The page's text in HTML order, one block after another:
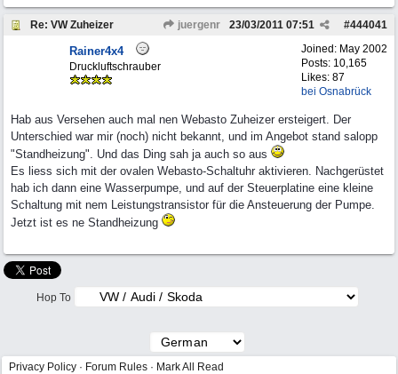
Re: VW Zuheizer juergenr #444041
23/03/2011 07:51
Joined: May 2002
Posts: 10,165
Likes: 87
bei Osnabrück
Rainer4x4
Druckluftschrauber
Hab aus Versehen auch mal nen Webasto Zuheizer ersteigert. Der
Unterschied war mir (noch) nicht bekannt, und im Angebot stand salopp
"Standheizung". Und das Ding sah ja auch so aus
Es liess sich mit der ovalen Webasto-Schaltuhr aktivieren. Nachgerüstet
hab ich dann eine Wasserpumpe, und auf der Steuerplatine eine kleine
Schaltung mit nem Leistungstransistor für die Ansteuerung der Pumpe.
Jetzt ist es ne Standheizung
Hop To
Privacy Policy · Forum Rules · Mark All Read